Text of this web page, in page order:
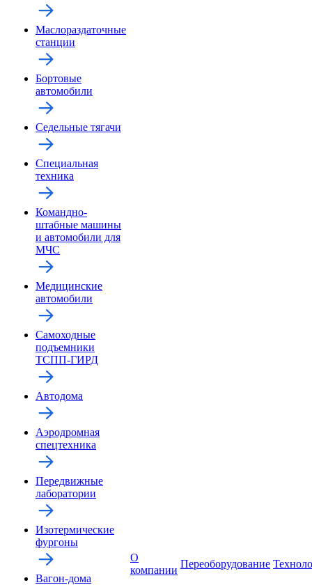
Маслораздаточные
станции
Бортовые
автомобили
Седельные тягачи
Специальная
техника
Командно-
штабные машины
и автомобили для
МЧС
Медицинские
автомобили
Самоходные
подъемники
ТСПП-ГИРД
Автодома
Аэродромная
спецтехника
Передвижные
лаборатории
Изотермические
фургоны
Вагон-дома
О
компании
Переоборудование